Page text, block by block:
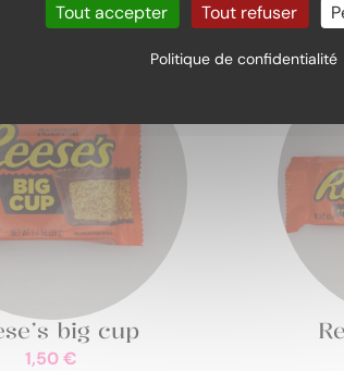
big cup
1,50€
Tout accepter Tout refuser
Politique de confidentialité